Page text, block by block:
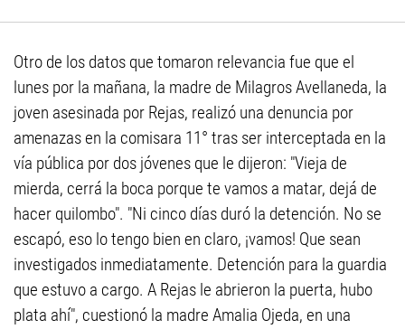
Otro de los datos que tomaron relevancia fue que el
lunes por la mañana, la madre de Milagros Avellaneda, la
joven asesinada por Rejas, realizó una denuncia por
amenazas en la comisara 11° tras ser interceptada en la
vía pública por dos jóvenes que le dijeron: "Vieja de
mierda, cerrá la boca porque te vamos a matar, dejá de
hacer quilombo". "Ni cinco días duró la detención. No se
escapó, eso lo tengo bien en claro, ¡vamos! Que sean
investigados inmediatamente. Detención para la guardia
que estuvo a cargo. A Rejas le abrieron la puerta, hubo
plata ahí", cuestionó la madre Amalia Ojeda, en una